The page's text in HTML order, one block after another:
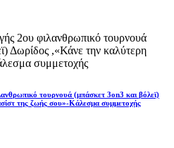
τουρνουά (μπάσκετ 3on3 και βόλεϊ)
της ζωής σου»-Κάλεσμα συμμετοχής